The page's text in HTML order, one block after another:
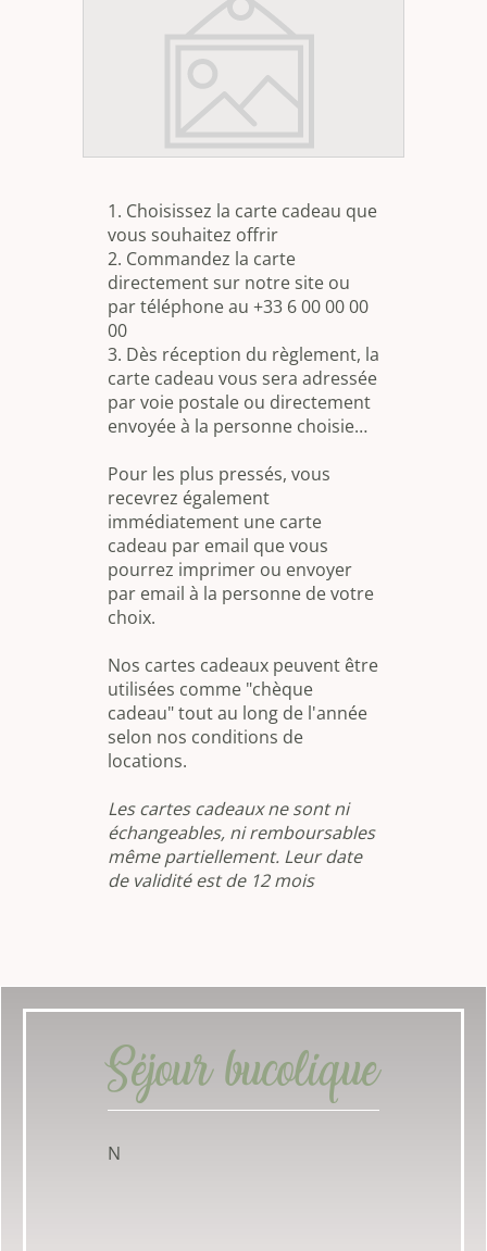
1. Choisissez la carte cadeau que
vous souhaitez offrir
2. Commandez la carte
directement sur notre site ou
par téléphone au +33 6 00 00 00
00
3. Dès réception du règlement, la
carte cadeau vous sera adressée
par voie postale ou directement
envoyée à la personne choisie…
Pour les plus pressés, vous
recevrez également
immédiatement une carte
cadeau par email que vous
pourrez imprimer ou envoyer
par email à la personne de votre
choix.
Nos cartes cadeaux peuvent être
utilisées comme "chèque
cadeau" tout au long de l'année
selon nos conditions de
locations.
Les cartes cadeaux ne sont ni
échangeables, ni remboursables
même partiellement. Leur date
de validité est de 12 mois
Séjour bucolique
N